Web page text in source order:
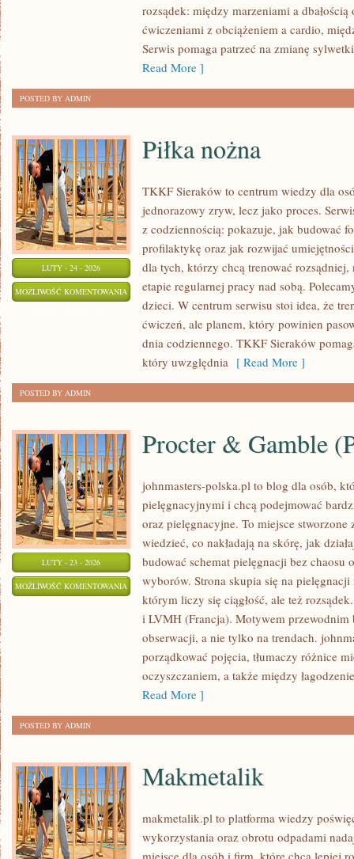
OSOBY
rozsądek: między marzeniami a
ćwiczeniami z obciążeniem a cardio,
Serwis pomaga patrzeć na zmianę
Read More ]
POSTED BY ADMIN
LUTY - 24 - 2026
MOŻLIWOŚĆ KOMENTOWANIA PIŁKA
NOŻNA
Piłka nożna
TKKF Sieraków to centrum wiedzy dla
jednorazowy zryw, lecz jako proces.
z codziennością: pokazuje, jak budować
profilaktykę oraz jak rozwijać
dla tych, którzy chcą trenować
etapie regularnej pracy nad sobą.
dzieci. W centrum serwisu stoi idea, że
ćwiczeń, ale planem, który powinien
dnia codziennego. TKKF Sieraków
który uwzględnia [ Read More ]
POSTED BY ADMIN
LUTY - 23 - 2026
MOŻLIWOŚĆ KOMENTOWANIA PROCTER
GAMBLE
(P&G)
(USA)
Procter & Gamble
johnmasters-polska.pl to blog dla osób,
pielęgnacyjnymi i chcą podejmować
oraz pielęgnacyjne. To miejsce
wiedzieć, co nakładają na skórę, jak
budować schemat pielęgnacji bez chaosu
wyborów. Strona skupia się na
którym liczy się ciągłość, ale też
i LVMH (Francja). Motywem przewodnim
obserwacji, a nie tylko na trendach.
porządkować pojęcia, tłumaczy różnice
oczyszczaniem, a także między
Read More ]
POSTED BY ADMIN
Makmetalik
makmetalik.pl to platforma wiedzy
wykorzystania oraz obrotu odpadami
miejsce dla osób i firm, które chcą lepiej